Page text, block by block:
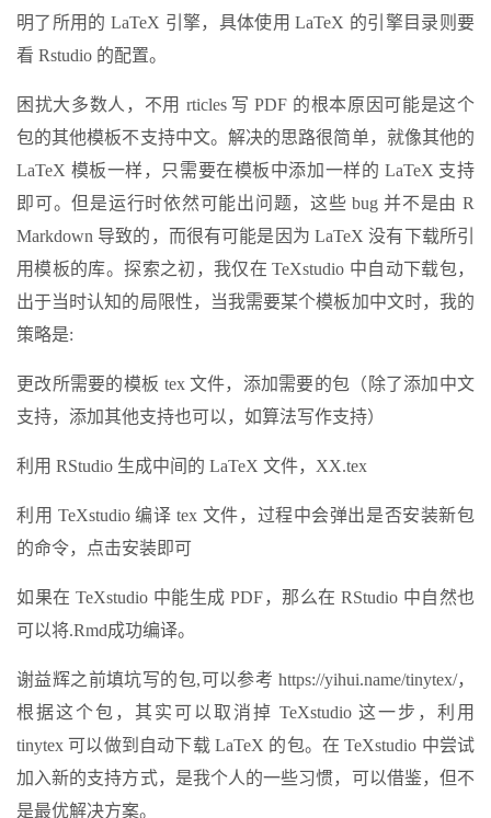
明了所用的 LaTeX 引擎，具体使用 LaTeX 的引擎目录则要
看 Rstudio 的配置。
困扰大多数人，不用 rticles 写 PDF 的根本原因可能是这个
包的其他模板不支持中文。解决的思路很简单，就像其他的
LaTeX 模板一样，只需要在模板中添加一样的 LaTeX 支持
即可。但是运行时依然可能出问题，这些 bug 并不是由 R
Markdown 导致的，而很有可能是因为 LaTeX 没有下载所引
用模板的库。探索之初，我仅在 TeXstudio 中自动下载包，
出于当时认知的局限性，当我需要某个模板加中文时，我的
策略是:
更改所需要的模板 tex 文件，添加需要的包（除了添加中文
支持，添加其他支持也可以，如算法写作支持）
利用 RStudio 生成中间的 LaTeX 文件，XX.tex
利用 TeXstudio 编译 tex 文件，过程中会弹出是否安装新包
的命令，点击安装即可
如果在 TeXstudio 中能生成 PDF，那么在 RStudio 中自然也
可以将.Rmd成功编译。
谢益辉之前填坑写的包,可以参考 https://yihui.name/tinytex/，
根据这个包，其实可以取消掉 TeXstudio 这一步，利用
tinytex 可以做到自动下载 LaTeX 的包。在 TeXstudio 中尝试
加入新的支持方式，是我个人的一些习惯，可以借鉴，但不
是最优解决方案。